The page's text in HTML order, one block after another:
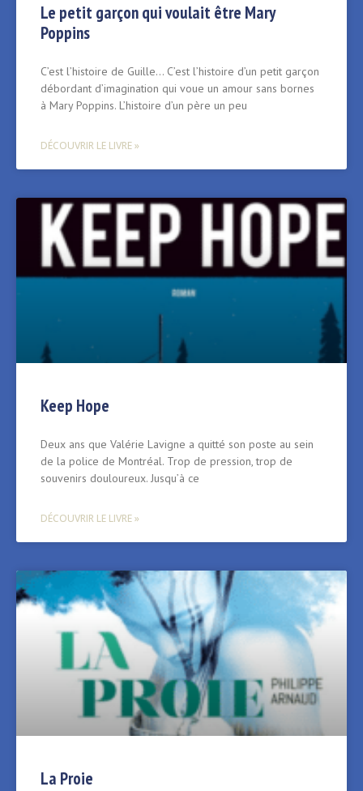
Le petit garçon qui voulait être Mary
Poppins
C’est l’histoire de Guille… C’est l’histoire d’un petit garçon
débordant d’imagination qui voue un amour sans bornes
à Mary Poppins. L’histoire d’un père un peu
DÉCOUVRIR LE LIVRE »
Keep Hope
Deux ans que Valérie Lavigne a quitté son poste au sein
de la police de Montréal. Trop de pression, trop de
souvenirs douloureux. Jusqu’à ce
DÉCOUVRIR LE LIVRE »
La Proie